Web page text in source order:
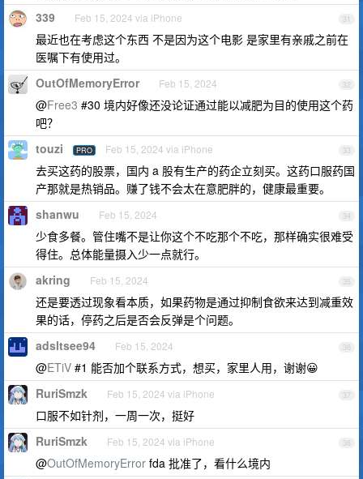
31
339 Feb 15, 2024 via iPhone
最近也在考虑这个东西 不是因为这个电影 是家里有亲戚之前在
医嘱下有使用过。
32
OutOfMemoryError Feb 15, 2024
@Free3 #30 境内好像还没论证通过能以减肥为目的使用这个药
吧？
33
touzi PRO Feb 15, 2024 via iPhone
去买这药的股票，国内 a 股有生产的药企立刻买。这药口服药国
产那就是热销品。赚了钱不会太在意肥胖的，健康最重要。
34
shanwu Feb 15, 2024
少食多餐。管住嘴不是让你这个不吃那个不吃，那样确实很难受
得住。总体能量摄入少一点就行。
35
akring Feb 15, 2024
还是要透过现象看本质，如果药物是通过抑制食欲来达到减重效
果的话，停药之后是否会反弹是个问题。
36
adsltsee94 Feb 15, 2024
@ETiV #1 能否加个联系方式，想买，家里人用，谢谢😀
37
RuriSmzk Feb 15, 2024 via iPhone
口服不如针剂，一周一次，挺好
38
RuriSmzk Feb 15, 2024 via iPhone
@OutOfMemoryError fda 批准了，看什么境内